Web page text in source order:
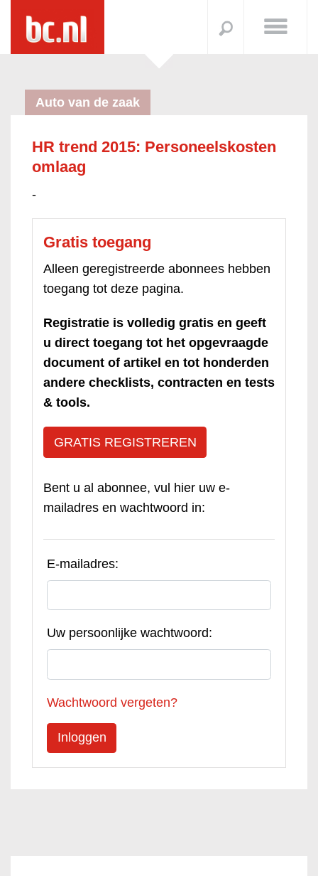
Auto van de zaak
HR trend 2015: Personeelskosten
omlaag
-
Gratis toegang
Alleen geregistreerde abonnees hebben
toegang tot deze pagina.
Registratie is volledig gratis en geeft
u direct toegang tot het opgevraagde
document of artikel en tot honderden
andere checklists, contracten en tests
& tools.
GRATIS REGISTREREN
Bent u al abonnee, vul hier uw e-
mailadres en wachtwoord in:
E-mailadres:
Uw persoonlijke wachtwoord:
Wachtwoord vergeten?